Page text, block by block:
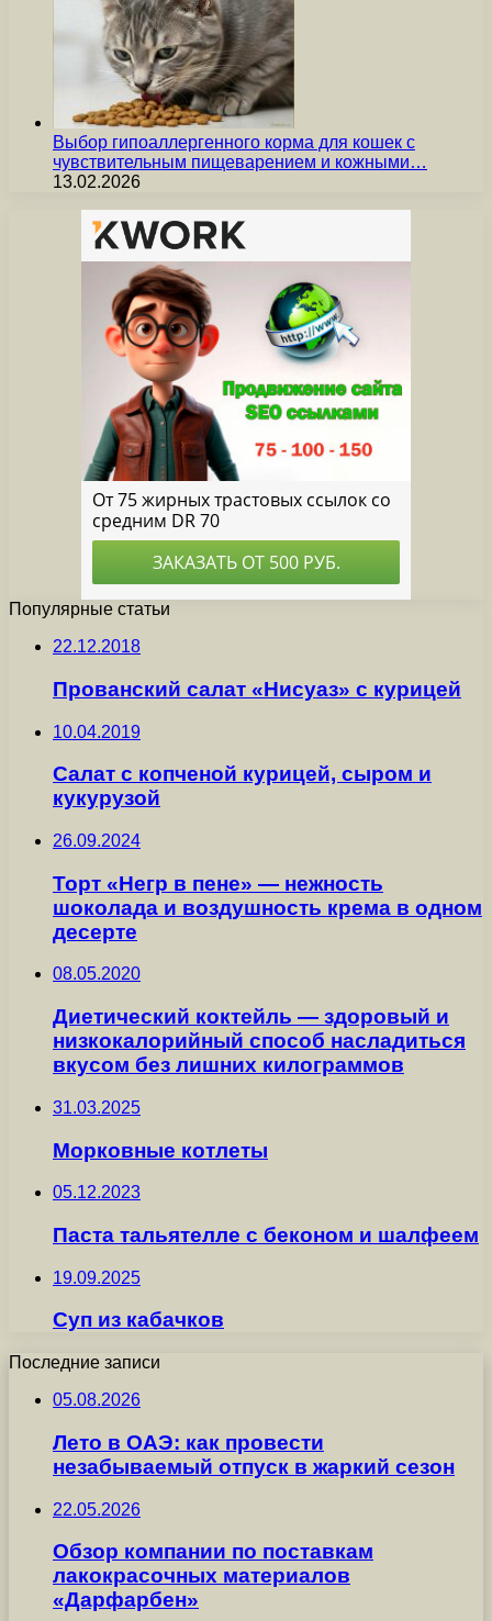
Выбор гипоаллергенного корма для кошек с
чувствительным пищеварением и кожными…
13.02.2026
Популярные статьи
22.12.2018
Прованский салат «Нисуаз» с курицей
10.04.2019
Салат с копченой курицей, сыром и
кукурузой
26.09.2024
Торт «Негр в пене» — нежность
шоколада и воздушность крема в одном
десерте
08.05.2020
Диетический коктейль — здоровый и
низкокалорийный способ насладиться
вкусом без лишних килограммов
31.03.2025
Морковные котлеты
05.12.2023
Паста тальятелле с беконом и шалфеем
19.09.2025
Суп из кабачков
Последние записи
05.08.2026
Лето в ОАЭ: как провести
незабываемый отпуск в жаркий сезон
22.05.2026
Обзор компании по поставкам
лакокрасочных материалов
«Дарфарбен»